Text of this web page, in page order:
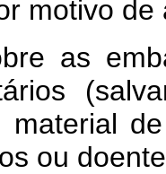
motivo
as
material
ou